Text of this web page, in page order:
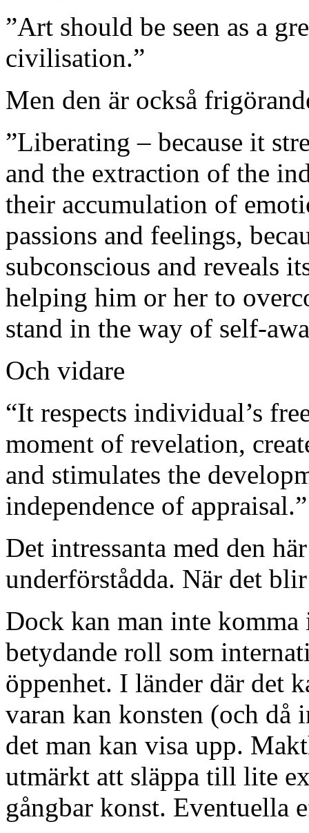
”Art should be seen as a
civilisation.”
Men den är också
”Liberating – because it
and the extraction of the
their accumulation of
passions and feelings,
subconscious and reveals
helping him or her to
stand in the way of self-
Och vidare
“It respects individual’s
moment of revelation,
and stimulates the
independence of appraisal.”
Det intressanta med den
underförstådda. När det
Dock kan man inte
betydande roll som
öppenhet. I länder där det
varan kan konsten (och
det man kan visa upp.
utmärkt att släppa till lite
gångbar konst. Eventuella